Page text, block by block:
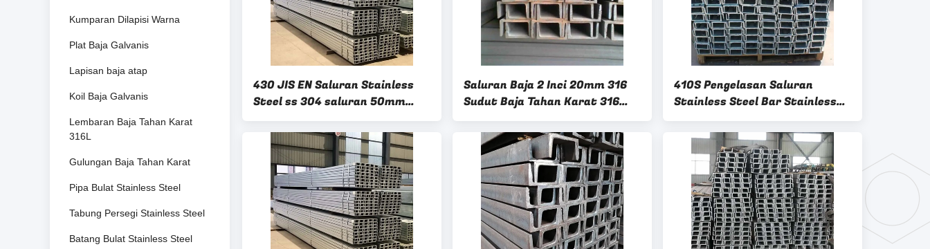
Kumparan Dilapisi Warna
Plat Baja Galvanis
Lapisan baja atap
Koil Baja Galvanis
Lembaran Baja Tahan Karat
316L
Gulungan Baja Tahan Karat
Pipa Bulat Stainless Steel
Tabung Persegi Stainless Steel
Batang Bulat Stainless Steel
430 JIS EN Saluran Stainless
Steel ss 304 saluran 50mm
hingga 400mm
Saluran Baja 2 Inci 20mm 316
Sudut Baja Tahan Karat 316
Saluran Baja Tahan Karat C
410S Pengelasan Saluran
Stainless Steel Bar Stainless
Steel Bentuk U 321 347